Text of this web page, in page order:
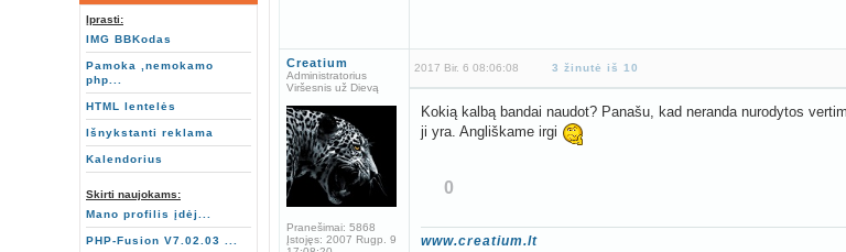
Įprasti:
IMG BBKodas
Pamoka ,nemokamo
php...
HTML lentelės
Išnykstanti reklama
Kalendorius
Skirti naujokams:
Mano profilis įdėj...
PHP-Fusion V7.02.03 ...
Creatium
Administratorius
Viršesnis už Dievą
Pranešimai: 5868
Įstojęs: 2007 Rugp. 9
2017 Bir. 6 08:06:08 3 žinutė iš 10
Kokią kalbą bandai naudot? Panašu, kad neranda nurodytos
ji yra. Angliškame irgi
0
www.creatium.lt